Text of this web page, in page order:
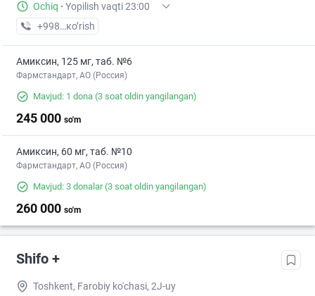
Ochiq · Yopilish vaqti 23:00
+998 (97) XXX-XX-XX
кo’rish
Амиксин, 125 мг, таб. №6
Фармстандарт, АО (Россия)
Mavjud: 1 dona (3 soat oldin yangilangan)
245 000 so'm
Амиксин, 60 мг, таб. №10
Фармстандарт, АО (Россия)
Mavjud: 3 donalar(3 soat oldin yangilangan)
260 000 so'm
Shifo +
Toshkent, Farobiy ko'chasi, 2J-uy